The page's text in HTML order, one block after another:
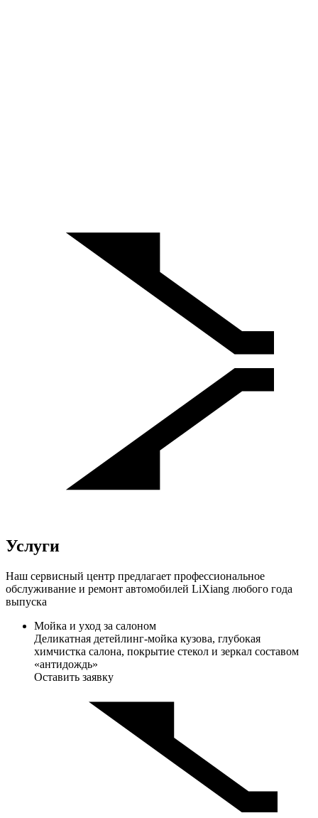
Услуги
Наш сервисный центр предлагает профессиональное
обслуживание и ремонт автомобилей LiXiang любого года
выпуска
Мойка и уход за салоном
Деликатная детейлинг-мойка кузова, глубокая
химчистка салона, покрытие стекол и зеркал составом
«антидождь»
Оставить заявку